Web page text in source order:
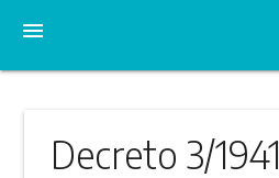
menu
Decreto 3/1941